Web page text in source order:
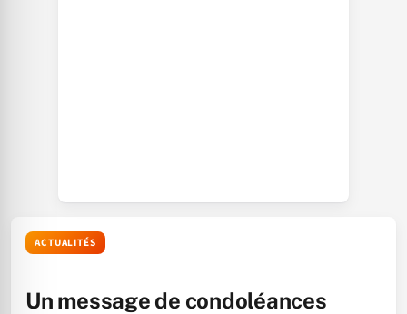
ACTUALITÉS
Un message de condoléances